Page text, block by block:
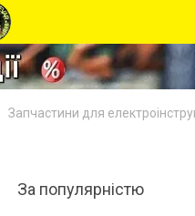
Запчастини для
За популярністю